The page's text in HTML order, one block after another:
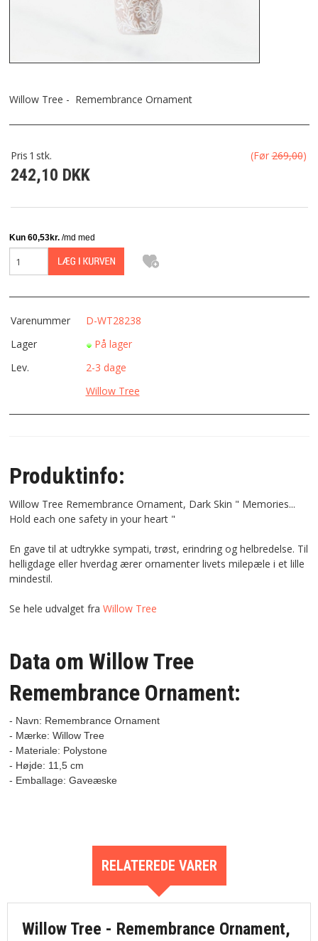
KONTAKT
FAVORIT
Willow Tree - Remembrance Ornament
Pris 1 stk. (Før269,00)
242,10 DKK
Varenummer
D-WT28238
Lager
På lager
Lev.
2-3 dage
Willow Tree
Produktinfo:
Willow Tree Remembrance Ornament, Dark Skin " Memories...
Hold each one safety in your heart "
En gave til at udtrykke sympati, trøst, erindring og helbredelse. Til
helligdage eller hverdag ærer ornamenter livets milepæle i et lille
mindestil.
Se hele udvalget fra Willow Tree
Data om Willow Tree
Remembrance Ornament:
- Navn: Remembrance Ornament
- Mærke: Willow Tree
- Materiale: Polystone
- Højde: 11,5 cm
- Emballage: Gaveæske
RELATEREDE VARER
Willow Tree - Remembrance Ornament,